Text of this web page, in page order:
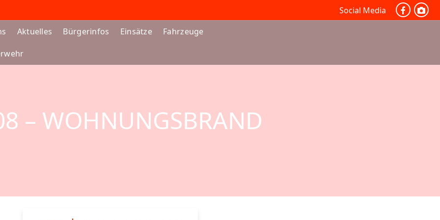
Social Media
Aktuelles Bürgerinfos Einsätze Fahrzeuge
– WOHNUNGSBRAND